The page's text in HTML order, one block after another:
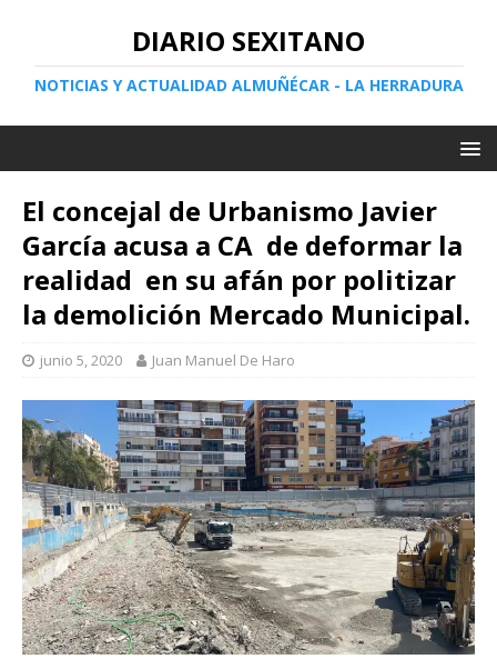
DIARIO SEXITANO
NOTICIAS Y ACTUALIDAD ALMUÑÉCAR - LA HERRADURA
El concejal de Urbanismo Javier
García acusa a CA de deformar la
realidad en su afán por politizar
la demolición Mercado Municipal.
junio 5, 2020 Juan Manuel De Haro